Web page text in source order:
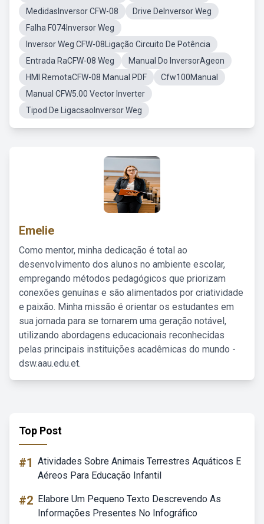
MedidasInversor CFW-08
Drive DeInversor Weg
Falha F074Inversor Weg
Inversor Weg CFW-08Ligação Circuito De Potência
Entrada RaCFW-08 Weg
Manual Do InversorAgeon
HMI RemotaCFW-08 Manual PDF
Cfw100Manual
Manual CFW5.00 Vector Inverter
Tipod De LigacsaoInversor Weg
Emelie
Como mentor, minha dedicação é total ao
desenvolvimento dos alunos no ambiente escolar,
empregando métodos pedagógicos que priorizam
conexões genuínas e são alimentados por criatividade
e paixão. Minha missão é orientar os estudantes em
sua jornada para se tornarem uma geração notável,
utilizando abordagens educacionais reconhecidas
pelas principais instituições acadêmicas do mundo -
dsw.aau.edu.et.
Top Post
#1 Atividades Sobre Animais Terrestres Aquáticos E
Aéreos Para Educação Infantil
#2 Elabore Um Pequeno Texto Descrevendo As
Informações Presentes No Infográfico